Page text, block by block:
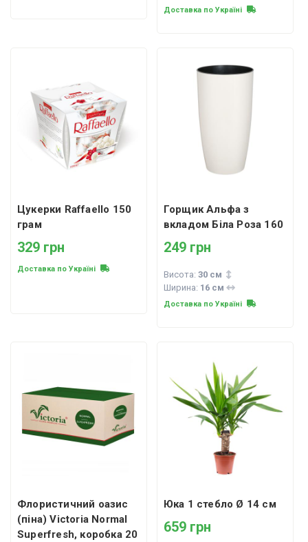
Доставка по Україні
Цукерки Raffaello 150
грам
329 грн
Доставка по Україні
Горщик Альфа з
вкладом Біла Роза 160
249 грн
Висота: 30 см
Ширина: 16 см
Доставка по Україні
Флористичний оазис
(піна) Victoria Normal
Superfresh, коробка 20
Юка 1 стебло Ø 14 см
659 грн